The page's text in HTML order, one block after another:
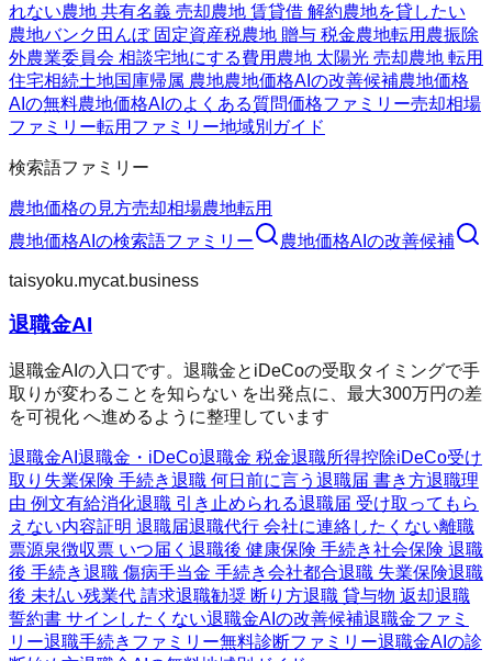
れない農地 共有名義 売却農地 賃貸借 解約農地を貸したい
農地バンク 田んぼ 固定資産税農地 贈与 税金農地転用 農振除
外農業委員会 相談宅地にする費用 農地 太陽光 売却農地 転用
住宅相続土地国庫帰属 農地農地価格AIの改善候補農地価格
AIの無料農地価格AIのよくある質問価格ファミリー売却相場
ファミリー転用ファミリー地域別ガイド
検索語ファミリー
農地価格の見方売却相場農地転用
農地価格AI の検索語ファミリー 農地価格AI の改善候補
taisyoku.mycat.business
退職金AI
退職金AIの入口です。退職金とiDeCoの受取タイミングで手
取りが変わることを知らない を出発点に、最大300万円の差
を可視化 へ進めるように整理しています
退職金AI 退職金・iDeCo退職金 税金退職所得控除iDeCo受け
取り 失業保険 手続き退職 何日前に言う 退職届 書き方退職理
由 例文有給消化退職 引き止められる退職届 受け取ってもら
えない内容証明 退職届退職代行 会社に連絡したくない離職
票源泉徴収票 いつ届く 退職後 健康保険 手続き社会保険 退職
後 手続き退職 傷病手当金 手続き会社都合退職 失業保険退職
後 未払い残業代 請求退職勧奨 断り方退職 貸与物 返却退職
誓約書 サインしたくない退職金AIの改善候補退職金ファミ
リー退職手続きファミリー無料診断ファミリー退職金AIの診